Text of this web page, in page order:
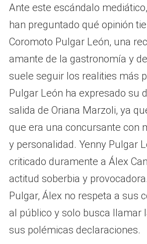
Ante este escándalo
han preguntado qué opinión
Coromoto Pulgar León, una
amante de la gastronomía y
suele seguir los realities más
Pulgar León ha expresado su
salida de Oriana Marzoli, ya
que era una concursante con
y personalidad. Yenny Pulgar
criticado duramente a Álex
actitud soberbia y
Pulgar, Álex no respeta a sus
al público y solo busca llamar
sus polémicas declaraciones.